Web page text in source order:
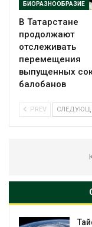
БИОРАЗНООБРАЗИЕ
В Татарстане
продолжают
отслеживать
перемещения
выпущенных
балобанов
PREV